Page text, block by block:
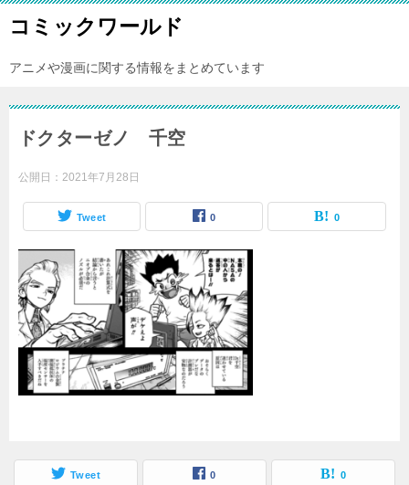
コミックワールド
アニメや漫画に関する情報をまとめています
ドクターゼノ 千空
公開日： 2021年7月28日
Tweet 0 0
Tweet 0 0